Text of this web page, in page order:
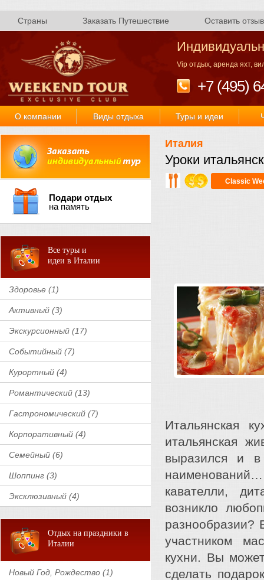
Страны Заказать Путешествие Оставить отзыв
Vip отдых, аренда яхт,
+7 (495)
О компании Виды отдыха Туры и идеи
Подари отдых
на память
Все туры и
идеи в Италии
Здоровье (1)
Активный (3)
Экскурсионный (17)
Событийный (7)
Курортный (4)
Романтический (13)
Гастрономический (7)
Корпоративный (4)
Семейный (6)
Шоппинг (3)
Эксклюзивный (4)
Отдых на праздники в
Италии
Новый Год, Рождество (1)
Италия
Уроки
Classic
Итальянская
итальянская
выразился и
кавателли,
возникло
разнообразии?
участником
кухни. Вы
сделать